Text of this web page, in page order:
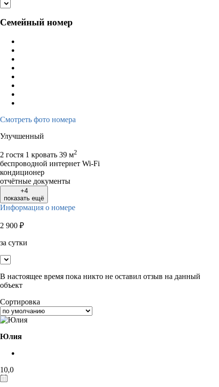
Семейный номер
Смотреть фото номера
Улучшенный
2 гостя 1 кровать 39 м2
беспроводной интернет Wi-Fi
кондиционер
отчётные документы
+4
показать ещё
Информация о номере
2 900 ₽
за сутки
В настоящее время пока никто не оставил отзыв на данный
объект
Сортировка
Юлия
10,0